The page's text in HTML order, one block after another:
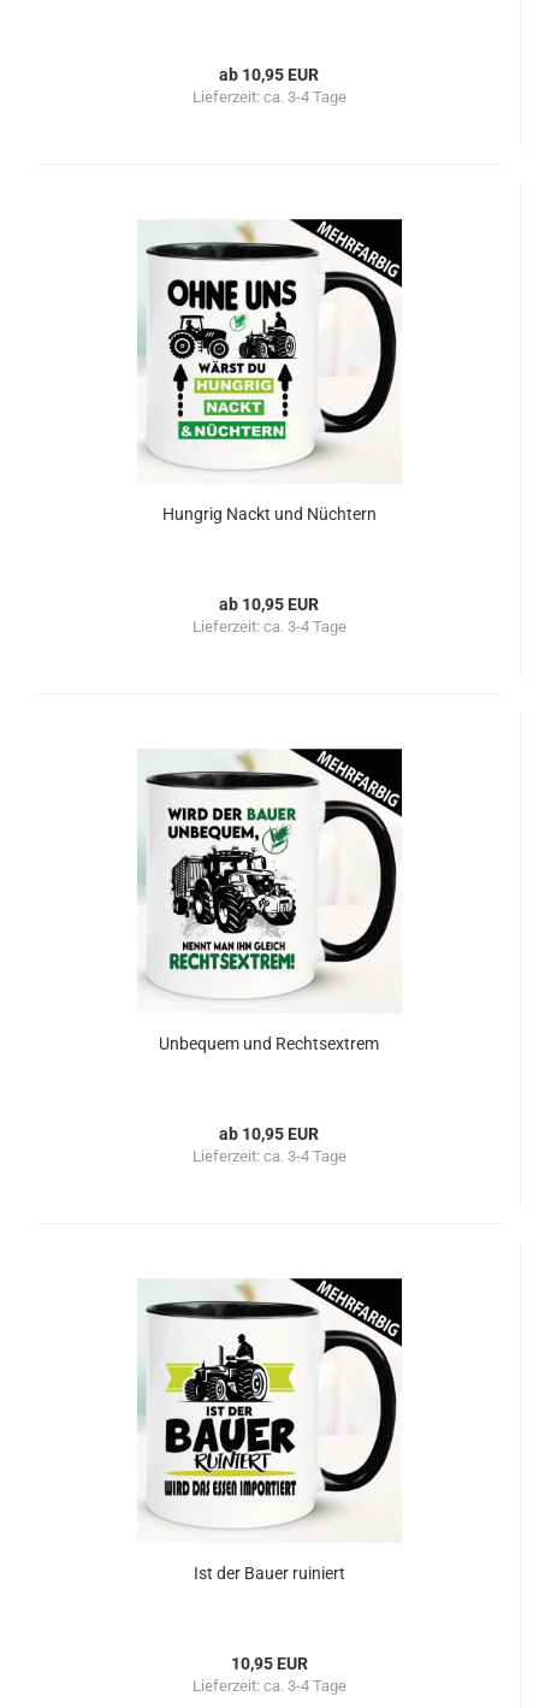
ab 10,95 EUR
Lieferzeit: ca. 3-4 Tage
Hungrig Nackt und Nüchtern
ab 10,95 EUR
Lieferzeit: ca. 3-4 Tage
Unbequem und Rechtsextrem
ab 10,95 EUR
Lieferzeit: ca. 3-4 Tage
Ist der Bauer ruiniert
10,95 EUR
Lieferzeit: ca. 3-4 Tage